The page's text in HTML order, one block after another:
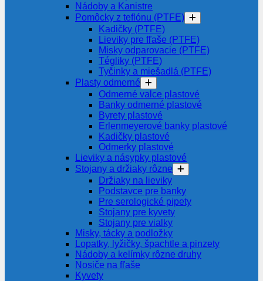
Nádoby a Kanistre
Pomôcky z teflónu (PTFE)
Kadičky (PTFE)
Lieviky pre fľaše (PTFE)
Misky odparovacie (PTFE)
Tégliky (PTFE)
Tyčinky a miešadlá (PTFE)
Plasty odmerné
Odmerné valce plastové
Banky odmerné plastové
Byrety plastové
Erlenmeyerové banky plastové
Kadičky plastové
Odmerky plastové
Lieviky a násypky plastové
Stojany a držiaky rôzne
Držiaky na lieviky
Podstavce pre banky
Pre serologické pipety
Stojany pre kyvety
Stojany pre vialky
Misky, tácky a podložky
Lopatky, lyžičky, špachtle a pinzety
Nádoby a kelímky rôzne druhy
Nosiče na fľaše
Kyvety